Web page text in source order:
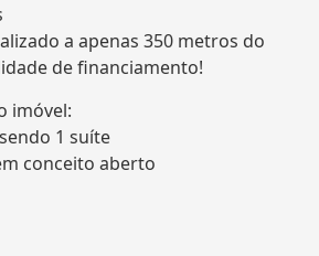
a apenas 350 metros do
de financiamento!
imóvel:
1 suíte
conceito aberto